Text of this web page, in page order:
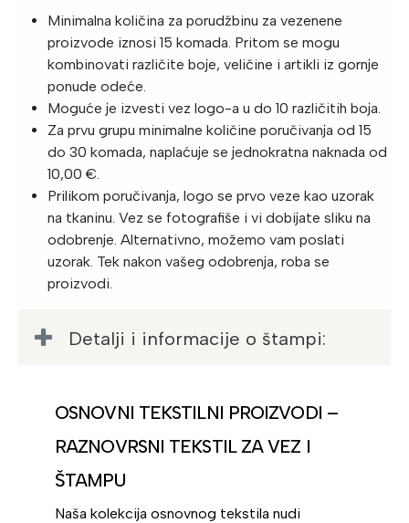
Minimalna količina za porudžbinu za vezenene
proizvode iznosi 15 komada. Pritom se mogu
kombinovati različite boje, veličine i artikli iz gornje
ponude odeće.
Moguće je izvesti vez logo-a u do 10 različitih boja.
Za prvu grupu minimalne količine poručivanja od 15
do 30 komada, naplaćuje se jednokratna naknada od
10,00 €.
Prilikom poručivanja, logo se prvo veze kao uzorak
na tkaninu. Vez se fotografiše i vi dobijate sliku na
odobrenje. Alternativno, možemo vam poslati
uzorak. Tek nakon vašeg odobrenja, roba se
proizvodi.
Detalji i informacije o štampi:
OSNOVNI TEKSTILNI PROIZVODI –
RAZNOVRSNI TEKSTIL ZA VEZ I
ŠTAMPU
Naša kolekcija osnovnog tekstila nudi